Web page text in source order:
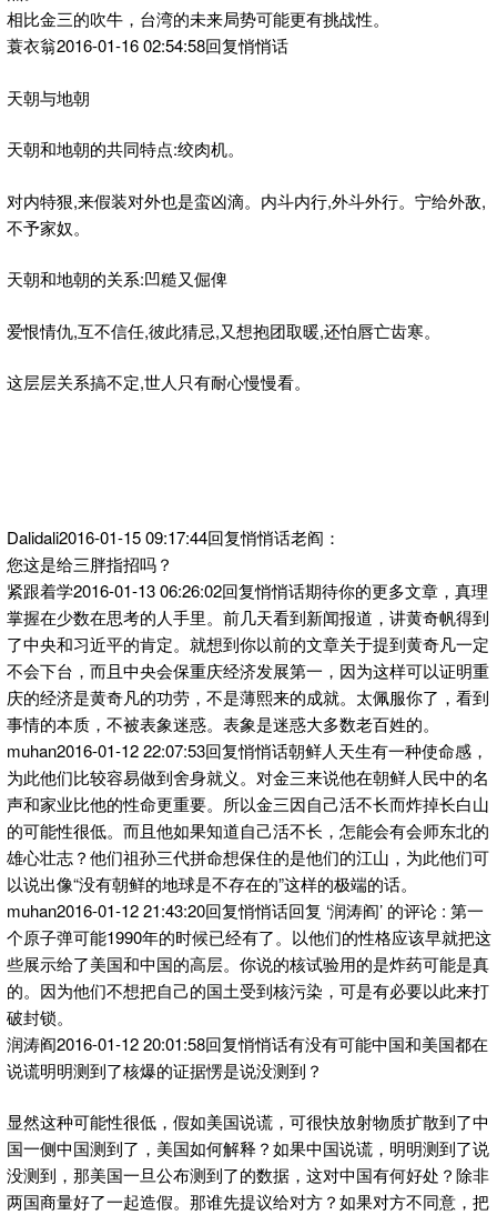
相比金三的吹牛，台湾的未来局势可能更有挑战性。
蓑衣翁2016-01-16 02:54:58回复悄悄话
天朝与地朝
天朝和地朝的共同特点:绞肉机。
对内特狠,来假装对外也是蛮凶滴。内斗内行,外斗外行。宁给外敌,
不予家奴。
天朝和地朝的关系:凹糙又倔俾
爱恨情仇,互不信任,彼此猜忌,又想抱团取暖,还怕唇亡齿寒。
这层层关系搞不定,世人只有耐心慢慢看。
Dalidali2016-01-15 09:17:44回复悄悄话老阎：
您这是给三胖指招吗？
紧跟着学2016-01-13 06:26:02回复悄悄话期待你的更多文章，真理
掌握在少数在思考的人手里。前几天看到新闻报道，讲黄奇帆得到
了中央和习近平的肯定。就想到你以前的文章关于提到黄奇凡一定
不会下台，而且中央会保重庆经济发展第一，因为这样可以证明重
庆的经济是黄奇凡的功劳，不是薄熙来的成就。太佩服你了，看到
事情的本质，不被表象迷惑。表象是迷惑大多数老百姓的。
muhan2016-01-12 22:07:53回复悄悄话朝鲜人天生有一种使命感，
为此他们比较容易做到舍身就义。对金三来说他在朝鲜人民中的名
声和家业比他的性命更重要。所以金三因自己活不长而炸掉长白山
的可能性很低。而且他如果知道自己活不长，怎能会有会师东北的
雄心壮志？他们祖孙三代拼命想保住的是他们的江山，为此他们可
以说出像“没有朝鲜的地球是不存在的”这样的极端的话。
muhan2016-01-12 21:43:20回复悄悄话回复 ‘润涛阎’ 的评论 : 第一
个原子弹可能1990年的时候已经有了。以他们的性格应该早就把这
些展示给了美国和中国的高层。你说的核试验用的是炸药可能是真
的。因为他们不想把自己的国土受到核污染，可是有必要以此来打
破封锁。
润涛阎2016-01-12 20:01:58回复悄悄话有没有可能中国和美国都在
说谎明明测到了核爆的证据愣是说没测到？
显然这种可能性很低，假如美国说谎，可很快放射物质扩散到了中
国一侧中国测到了，美国如何解释？如果中国说谎，明明测到了说
没测到，那美国一旦公布测到了的数据，这对中国有何好处？除非
两国商量好了一起造假。那谁先提议给对方？如果对方不同意，把